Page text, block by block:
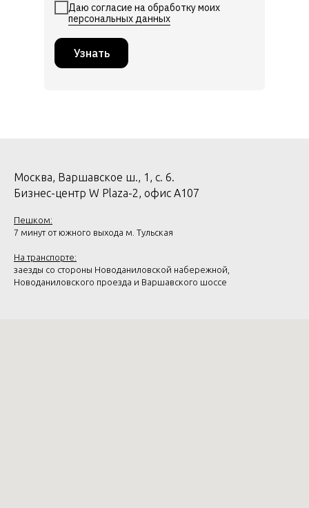
Даю согласие на обработку моих
персональных данных
Узнать
Москва, Варшавское ш., 1, с. 6.
Бизнес-центр W Plaza-2, офис А107
Пешком:
7 минут от южного выхода м. Тульская
На транспорте:
заезды со стороны Новоданиловской набережной,
Новоданиловского проезда и Варшавского шоссе